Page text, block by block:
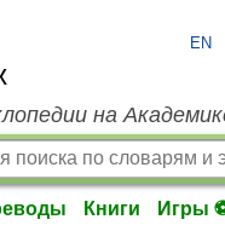
EN
на
Книги Игры